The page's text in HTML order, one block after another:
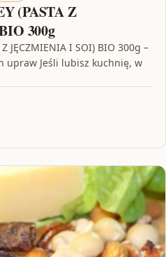
(PASTA Z
300g
Z JĘCZMIENIA I SOI) BIO 300g –
upraw Jeśli lubisz kuchnię, w